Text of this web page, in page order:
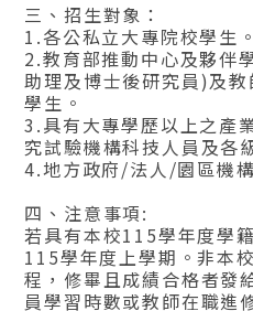
三、招生對象：
1.各公私立大專院校學生。
2.教育部推動中心及夥伴
助理及博士後研究員)及
學生。
3.具有大專學歷以上之產
究試驗機構科技人員及各
4.地方政府/法人/園區機
四、注意事項:
若具有本校115學年度學
115學年度上學期。非本
程，修畢且成績合格者發
員學習時數或教師在職進